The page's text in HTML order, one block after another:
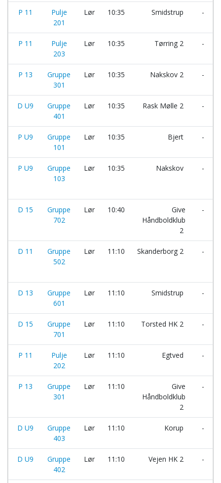
P 11
Pulje
201
Lør 10:35 Smidstrup -
P 11
Pulje
203
Lør 10:35 Tørring 2 -
P 13
Gruppe
301
Lør 10:35 Nakskov 2 -
D U9
Gruppe
401
Lør 10:35 Rask Mølle 2 -
P U9
Gruppe
101
Lør 10:35 Bjert -
P U9
Gruppe
103
Lør 10:35 Nakskov -
D 15
Gruppe
702
Lør 10:40
Give
Håndboldklub
2
-
D 11
Gruppe
502
Lør 11:10 Skanderborg 2 -
D 13
Gruppe
601
Lør 11:10 Smidstrup -
D 15
Gruppe
701
Lør 11:10 Torsted HK 2 -
P 11
Pulje
202
Lør 11:10 Egtved -
P 13
Gruppe
301
Lør 11:10
Give
Håndboldklub
2
-
D U9
Gruppe
403
Lør 11:10 Korup -
D U9
Gruppe
402
Lør 11:10 Vejen HK 2 -